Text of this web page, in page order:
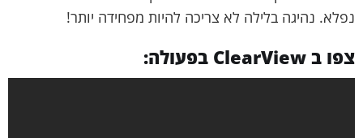
נפלא. נהיגה בלילה לא צריכה להיות מפחידה יותר!
צפו ב ClearView בפעולה: